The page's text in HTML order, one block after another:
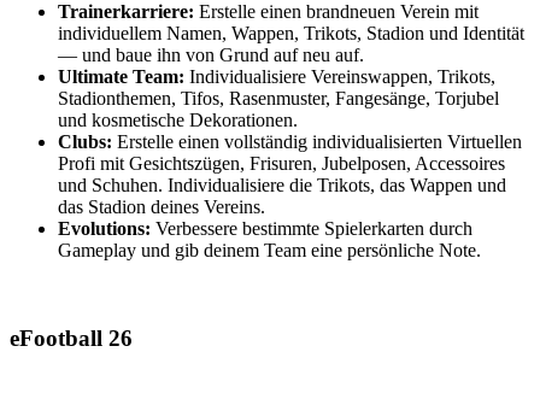
Trainerkarriere: Erstelle einen brandneuen Verein mit
individuellem Namen, Wappen, Trikots, Stadion und Identität
— und baue ihn von Grund auf neu auf.
Ultimate Team: Individualisiere Vereinswappen, Trikots,
Stadionthemen, Tifos, Rasenmuster, Fangesänge, Torjubel
und kosmetische Dekorationen.
Clubs: Erstelle einen vollständig individualisierten Virtuellen
Profi mit Gesichtszügen, Frisuren, Jubelposen, Accessoires
und Schuhen. Individualisiere die Trikots, das Wappen und
das Stadion deines Vereins.
Evolutions: Verbessere bestimmte Spielerkarten durch
Gameplay und gib deinem Team eine persönliche Note.
eFootball 26